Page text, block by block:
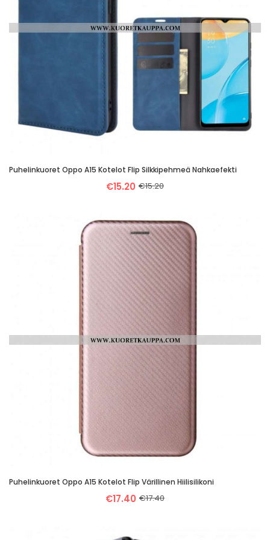
Puhelinkuoret Oppo A15 Kotelot Flip Silkkipehmeä Nahkaefekti
€15.20 €15.20
Puhelinkuoret Oppo A15 Kotelot Flip Värillinen Hiilisilikoni
€17.40 €17.40